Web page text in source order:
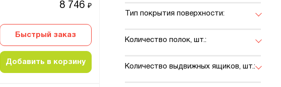
8 746 ₽
Быстрый заказ
Добавить в корзину
Тип покрытия поверхности:
Количество полок, шт.:
Количество выдвижных ящиков, шт.: